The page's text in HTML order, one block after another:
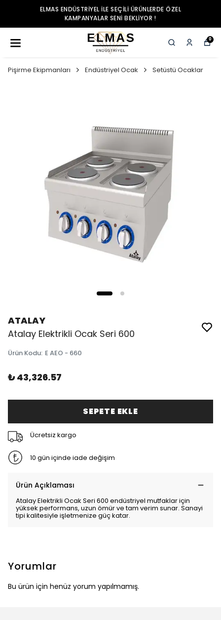
ELMAS ENDÜSTRIYEL ILE SEÇILI ÜRÜNLERDE ÖZEL
KAMPANYALAR SENI BEKLIYOR !
0
Pişirme Ekipmanları Endüstriyel Ocak Setüstü Ocaklar
ATALAY
Atalay Elektrikli Ocak Seri 600
Ürün Kodu: E AEO - 660
₺ 43,326.57
SEPETE EKLE
Ücretsiz kargo
10 gün içinde iade değişim
Ürün Açıklaması
Atalay Elektrikli Ocak Seri 600 endüstriyel mutfaklar için
yüksek performans, uzun ömür ve tam verim sunar. Sanayi
tipi kalitesiyle işletmenize güç katar.
Yorumlar
Bu ürün için henüz yorum yapılmamış.